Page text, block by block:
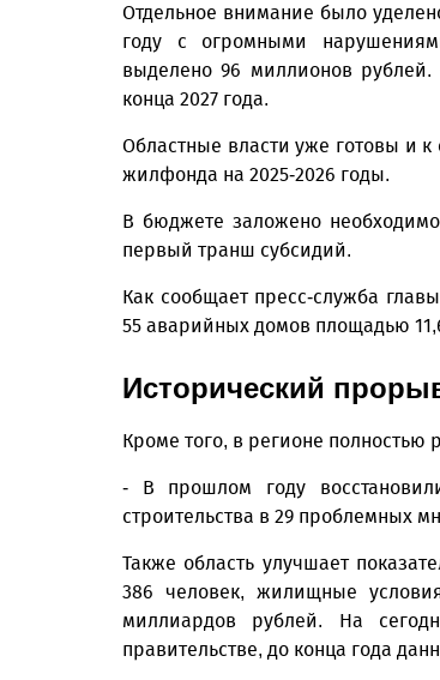
Отдельное внимание было
году с огромными
выделено 96 миллионов
конца 2027 года.
Областные власти уже готовы и
жилфонда на 2025-2026 годы.
В бюджете заложено
первый транш субсидий.
Как сообщает пресс-служба
55 аварийных домов площадью
Исторический
Кроме того, в регионе
- В прошлом году
строительства в 29 проблемных
Также область улучшает
386 человек, жилищные
миллиардов рублей. На
правительстве, до конца года